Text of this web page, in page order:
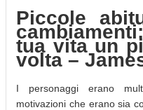
Piccole
tua vita un
volta –
I personaggi erano
motivazioni che erano sia